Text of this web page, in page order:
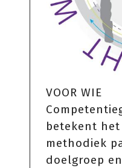
VOOR WIE
betekent
methodiek
doelgroep